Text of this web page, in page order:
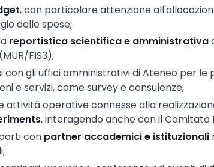
, con particolare attenzione
delle spese;
reportistica scientifica e amministrativa
FIS3);
con gli uffici amministrativi di Ateneo per le
e servizi, come survey e consulenze;
attività operative connesse alla
, interagendo anche con il Comitato
con partner accademici e istituzionali